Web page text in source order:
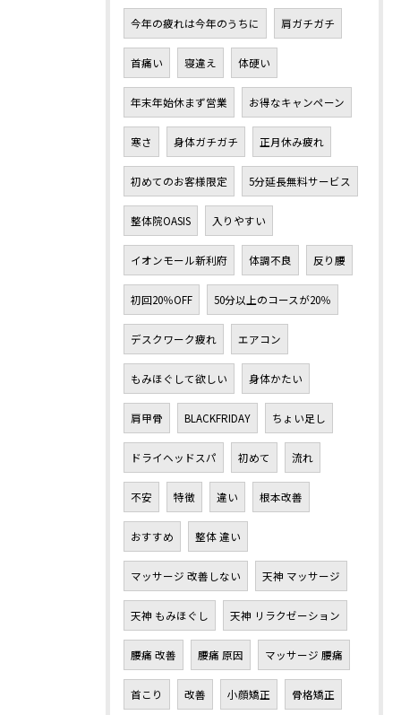
今年の疲れは今年のうちに 肩ガチガチ
首痛い 寝違え 体硬い
年末年始休まず営業 お得なキャンペーン
寒さ 身体ガチガチ 正月休み疲れ
初めてのお客様限定 5分延長無料サービス
整体院OASIS 入りやすい
イオンモール新利府 体調不良 反り腰
初回20％OFF 50分以上のコースが20％
デスクワーク疲れ エアコン
もみほぐして欲しい 身体かたい
肩甲骨 BLACKFRIDAY ちょい足し
ドライヘッドスパ 初めて 流れ
不安 特徴 違い 根本改善
おすすめ 整体 違い
マッサージ 改善しない 天神 マッサージ
天神 もみほぐし 天神 リラクゼーション
腰痛 改善 腰痛 原因 マッサージ 腰痛
首こり 改善 小顔矯正 骨格矯正